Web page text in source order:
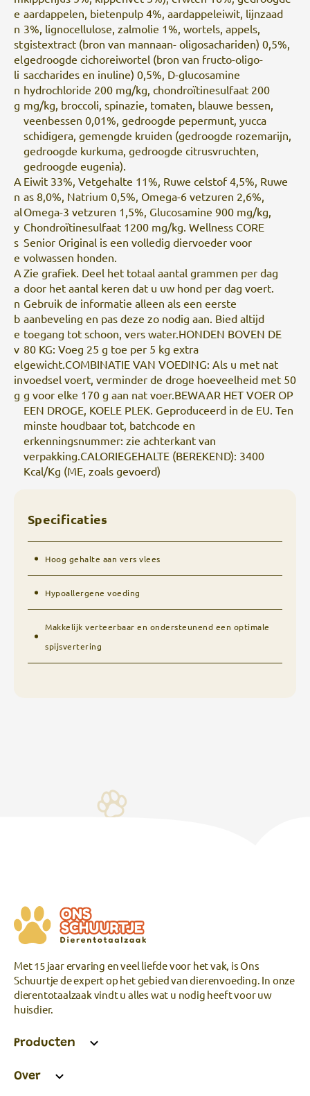
e
n
st
el
li
n
g
aardappelen, bietenpulp 4%, aardappeleiwit, lijnzaad
3%, lignocellulose, zalmolie 1%, wortels, appels,
gistextract (bron van mannaan- oligosachariden) 0,5%,
gedroogde cichoreiwortel (bron van fructo-oligo-
saccharides en inuline) 0,5%, D-glucosamine
hydrochloride 200 mg/kg, chondroïtinesulfaat 200
mg/kg, broccoli, spinazie, tomaten, blauwe bessen,
veenbessen 0,01%, gedroogde pepermunt, yucca
schidigera, gemengde kruiden (gedroogde rozemarijn,
gedroogde kurkuma, gedroogde citrusvruchten,
gedroogde eugenia).
A
n
al
y
s
e
Eiwit 33%, Vetgehalte 11%, Ruwe celstof 4,5%, Ruwe
as 8,0%, Natrium 0,5%, Omega-6 vetzuren 2,6%,
Omega-3 vetzuren 1,5%, Glucosamine 900 mg/kg,
Chondroïtinesulfaat 1200 mg/kg. Wellness CORE
Senior Original is een volledig diervoeder voor
volwassen honden.
A
a
n
b
e
v
el
in
g
Zie grafiek. Deel het totaal aantal grammen per dag
door het aantal keren dat u uw hond per dag voert.
Gebruik de informatie alleen als een eerste
aanbeveling en pas deze zo nodig aan. Bied altijd
toegang tot schoon, vers water.HONDEN BOVEN DE
80 KG: Voeg 25 g toe per 5 kg extra
gewicht.COMBINATIE VAN VOEDING: Als u met nat
voedsel voert, verminder de droge hoeveelheid met 50
g voor elke 170 g aan nat voer.BEWAAR HET VOER OP
EEN DROGE, KOELE PLEK. Geproduceerd in de EU. Ten
minste houdbaar tot, batchcode en
erkenningsnummer: zie achterkant van
verpakking.CALORIEGEHALTE (BEREKEND): 3400
Kcal/Kg (ME, zoals gevoerd)
Specificaties
Hoog gehalte aan vers vlees
Hypoallergene voeding
Makkelijk verteerbaar en ondersteunend een optimale
spijsvertering
Met 15 jaar ervaring en veel liefde voor het vak, is Ons
Schuurtje de expert op het gebied van dierenvoeding. In onze
dierentotaalzaak vindt u alles wat u nodig heeft voor uw
huisdier.
Producten
Over